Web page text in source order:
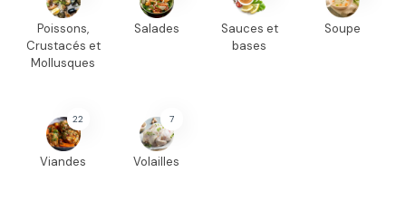
Poissons,
Crustacés et
Mollusques
Salades
Sauces et
bases
Soupe
22
Viandes
7
Volailles